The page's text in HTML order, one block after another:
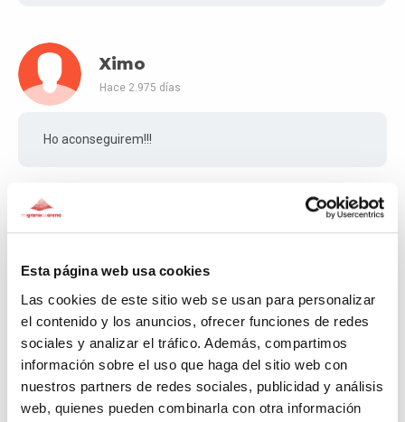
Esta página web usa cookies
Las cookies de este sitio web se usan para personalizar
el contenido y los anuncios, ofrecer funciones de redes
sociales y analizar el tráfico. Además, compartimos
información sobre el uso que haga del sitio web con
nuestros partners de redes sociales, publicidad y análisis
web, quienes pueden combinarla con otra información
Ximo
Hace 2.975 días
Ho aconseguirem!!!
Felicitats
lidia
Hace 2.987 días